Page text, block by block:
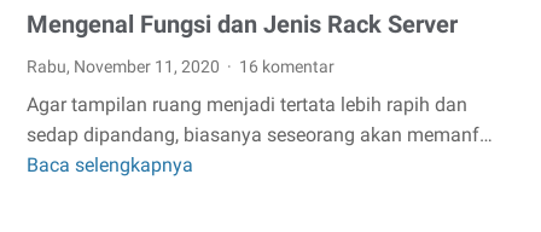
Mengenal Fungsi dan Jenis Rack Server
Rabu, November 11, 2020 16 komentar
Agar tampilan ruang menjadi tertata lebih rapih dan
sedap dipandang, biasanya seseorang akan memanf…
Baca selengkapnya